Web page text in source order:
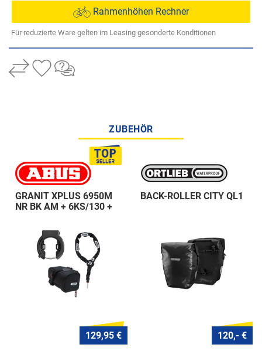
Rahmenhöhen Rechner
Für reduzierte Ware gelten im Leasing gesonderte Konditionen
ZUBEHÖR
GRANIT XPLUS 6950M
NR BK AM + 6KS/130 +
129,95 €
BACK-ROLLER CITY QL1
120,- €